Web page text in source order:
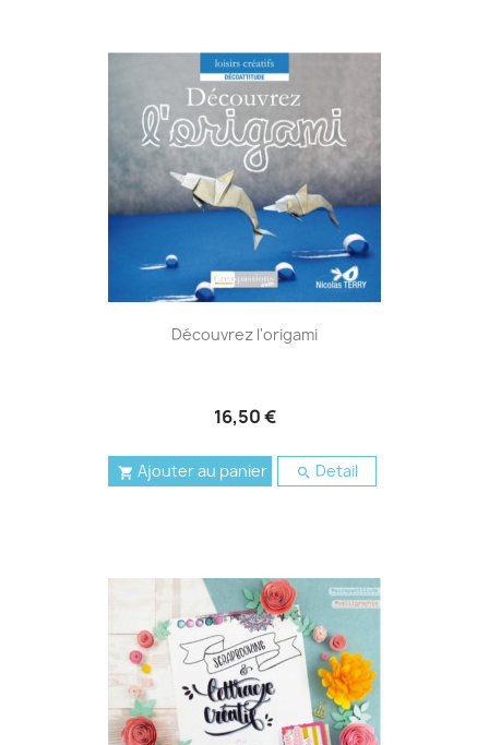
Découvrez l'origami
16,50 €
 Ajouter au panier  Detail